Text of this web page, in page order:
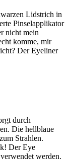
Lidstrich in
Pinselapplikator
nicht mein
komme, mir
Der Eyeliner
durch
Die hellblaue
Strahlen.
Der Eye
werden.